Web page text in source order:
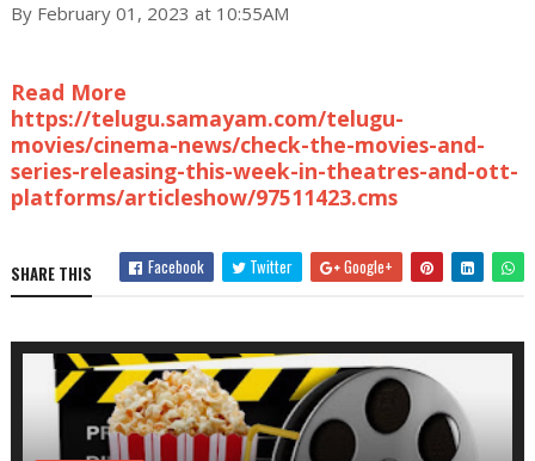
By February 01, 2023 at 10:55AM
Read More
https://telugu.samayam.com/telugu-
movies/cinema-news/check-the-movies-and-
series-releasing-this-week-in-theatres-and-ott-
platforms/articleshow/97511423.cms
SHARE THIS Facebook Twitter Google+